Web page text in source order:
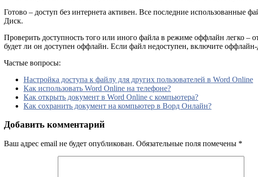
Готово – доступ без интернета активен. Все последние использованные
Диск.
Проверить доступность того или иного файла в режиме оффлайн легко –
будет ли он доступен оффлайн. Если файл недоступен, включите
Частые вопросы:
Настройка доступа к файлу для других пользователей в Word Online
Как использовать Word Online на телефоне?
Как открыть документ в Word Online с компьютера?
Как сохранить документ на компьютер в Ворд Онлайн?
Добавить комментарий
Ваш адрес email не будет опубликован. Обязательные поля помечены *